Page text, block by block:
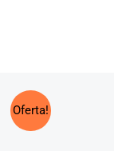
Oferta!